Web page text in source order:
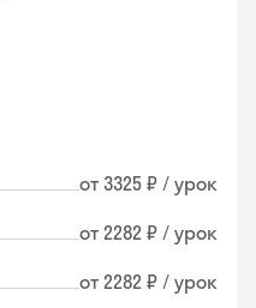
от 3325 ₽ / урок
от 2282 ₽ / урок
от 2282 ₽ / урок